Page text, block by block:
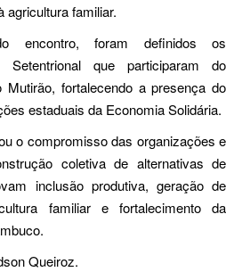
agricultura familiar.
encontro, foram definidos os
Setentrional que participaram do
Mutirão, fortalecendo a presença do
estaduais da Economia Solidária.
o compromisso das organizações e
coletiva de alternativas de
inclusão produtiva, geração de
familiar e fortalecimento da
Queiroz.